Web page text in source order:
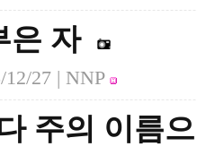
은 자
12/27 | NNP
주의 이름